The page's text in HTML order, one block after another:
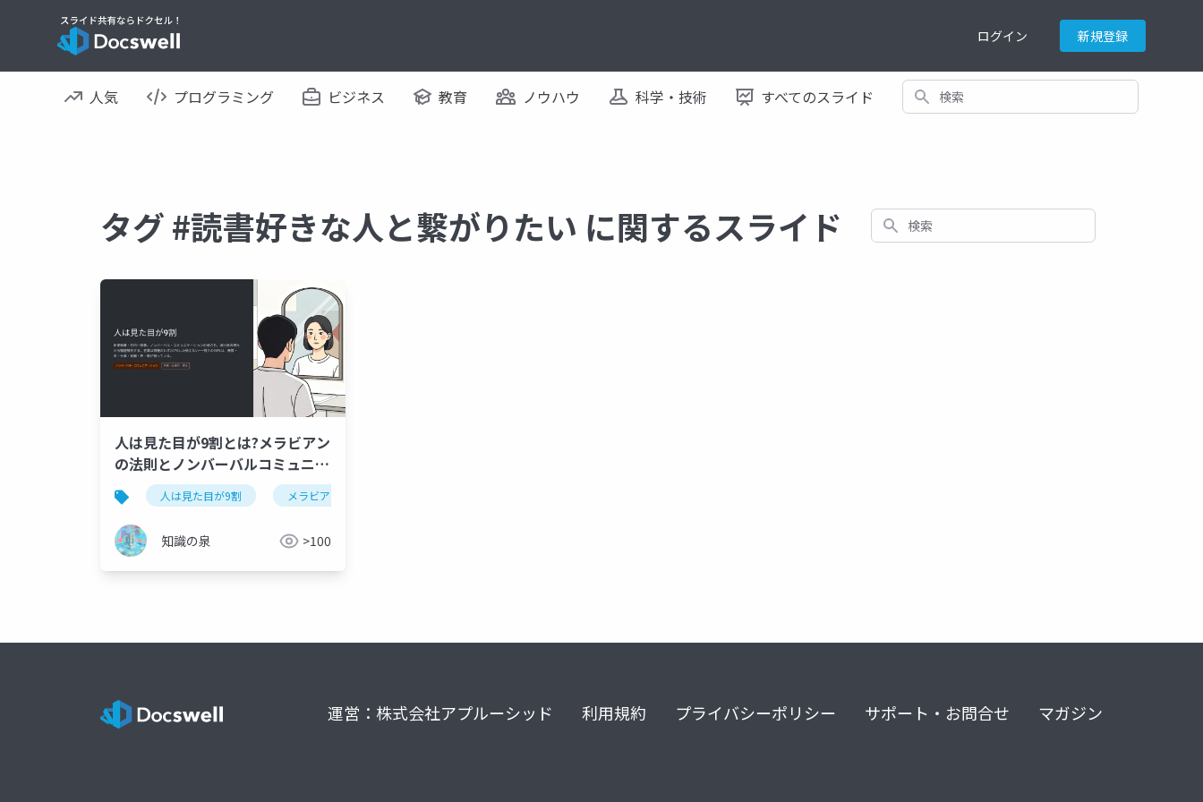
ログイン 新規登録
人気 プログラミング ビジネス 教育 ノウハウ 科学・技術 すべてのスライド 検索
タグ #読書好きな人と繋がりたい に関するスライド 検索
人は見た目が9割とは?メラビアン
の法則とノンバーバルコミュニケ
ーション完全解説【竹内一郎・要
約】
人は見た目が9割 メラビアンの法則
知識の泉 >100
運営：株式会社アプルーシッド 利用規約 プライバシーポリシー サポート・お問合せ マガジン